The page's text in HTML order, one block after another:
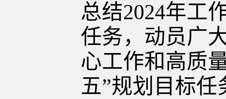
总结2024年工
任务，动员广
心工作和高质
五”规划目标